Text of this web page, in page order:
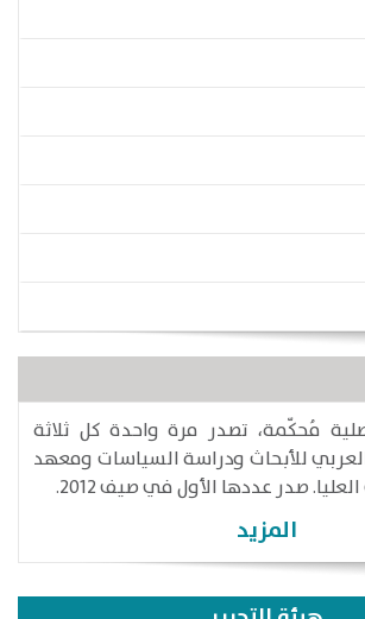
مُحكّمة، تصدر مرة واحدة كل ثلاثة
للأبحاث ودراسة السياسات ومعهد
صدر عددها الأول في صيف 2012.
المزيد